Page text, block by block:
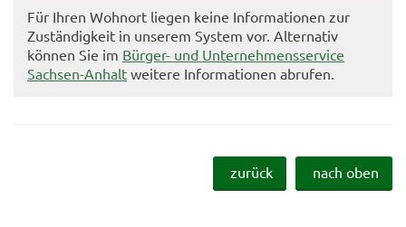
Für Ihren Wohnort liegen keine Informationen zur
Zuständigkeit in unserem System vor. Alternativ
können Sie im Bürger- und Unternehmensservice
Sachsen-Anhalt weitere Informationen abrufen.
zurück nach oben